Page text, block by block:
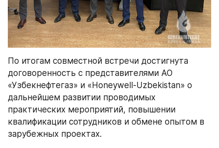
По итогам совместной встречи достигнута
договоренность с представителями АО
«Узбекнефтегаз» и «Honeywell-Uzbekistan» о
дальнейшем развитии проводимых
практических мероприятий, повышении
квалификации сотрудников и обмене опытом в
зарубежных проектах.